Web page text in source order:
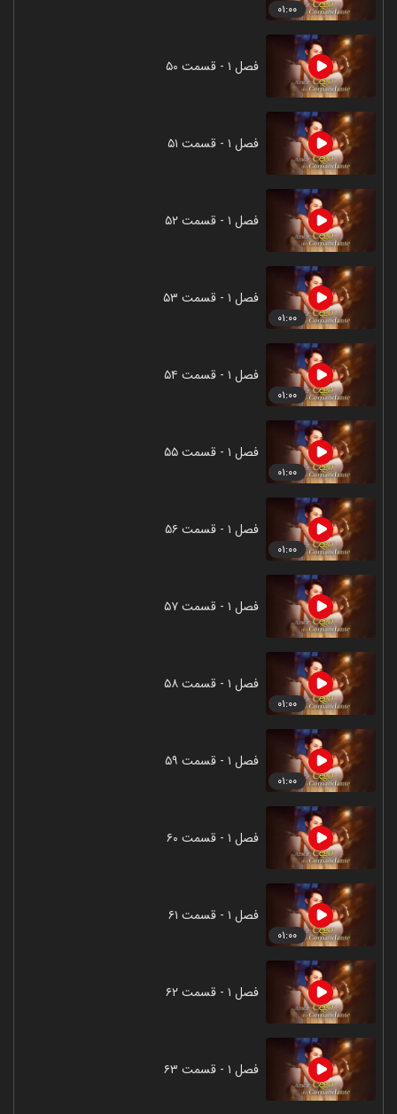
۰۱:۰۰
فصل ۱ - قسمت ۵۰
فصل ۱ - قسمت ۵۱
فصل ۱ - قسمت ۵۲
۰۱:۰۰
فصل ۱ - قسمت ۵۳
۰۱:۰۰
فصل ۱ - قسمت ۵۴
۰۱:۰۰
فصل ۱ - قسمت ۵۵
۰۱:۰۰
فصل ۱ - قسمت ۵۶
فصل ۱ - قسمت ۵۷
۰۱:۰۰
فصل ۱ - قسمت ۵۸
۰۱:۰۰
فصل ۱ - قسمت ۵۹
فصل ۱ - قسمت ۶۰
۰۱:۰۰
فصل ۱ - قسمت ۶۱
فصل ۱ - قسمت ۶۲
فصل ۱ - قسمت ۶۳